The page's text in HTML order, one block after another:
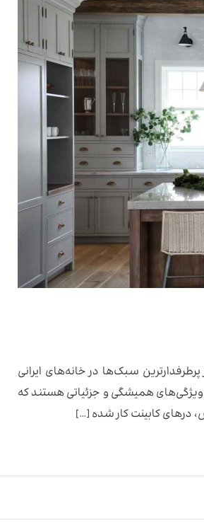
سبک‌ها در خانه‌های ایرانی
ویژگی‌های همیشگی و جزئیاتی هستند که
درهای کابینت کار شده […]